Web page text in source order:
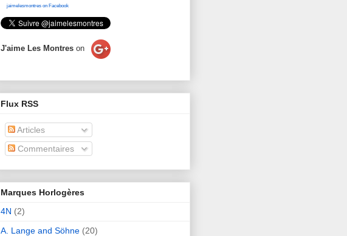
jaimelesmontres on Facebook
J'aime Les Montres on
Flux RSS
Articles
Commentaires
Marques Horlogères
4N (2)
A. Lange and Söhne (20)